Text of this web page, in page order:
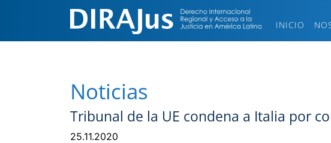
INICIO
Noticias
Tribunal de la UE condena a Italia por
25.11.2020